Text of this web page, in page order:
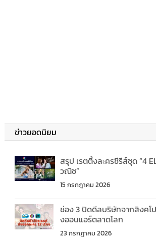
ข่าวยอดนิยม
สรุป เรตติ้งละครซีรีส์ชุด “4
วณิช”
15 กรกฎาคม 2026
ช่อง 3 ปิดดีลบริษัทจากสิงคโป
งออนแอร์ตลาดโลก
23 กรกฎาคม 2026